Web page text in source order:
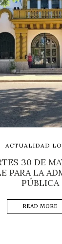
ACTUALIDAD
30 DE
PARA LA
PÚBLICA
READ MORE